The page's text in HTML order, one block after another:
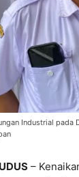
Industrial pada
–